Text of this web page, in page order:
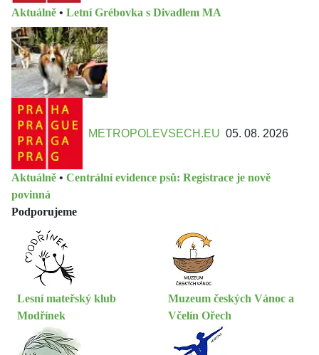
Aktuálně • Letní Grébovka s Divadlem MA
METROPOLEVSECH.EU 05. 08. 2026
Aktuálně • Centrální evidence psů: Registrace je nově
povinná
Podporujeme
Lesní mateřský klub
Modřínek
Muzeum českých Vánoc a
Včelín Ořech